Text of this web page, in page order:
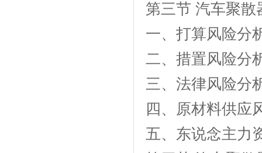
第三节 汽车聚
一、打算风险分
二、措置风险分
三、法律风险分
四、原材料供应
五、东说念主力